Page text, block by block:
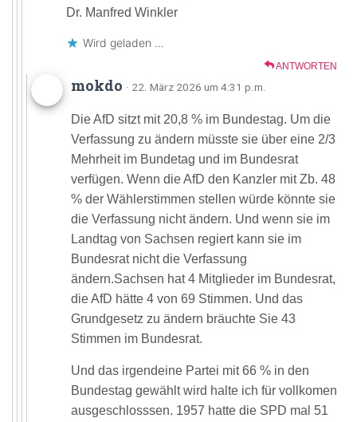
Dr. Manfred Winkler
Wird geladen …
ANTWORTEN
mokdo · 22. März 2026 um 4:31 p.m.
Die AfD sitzt mit 20,8 % im Bundestag. Um die
Verfassung zu ändern müsste sie über eine 2/3
Mehrheit im Bundetag und im Bundesrat
verfügen. Wenn die AfD den Kanzler mit Zb. 48
% der Wählerstimmen stellen würde könnte sie
die Verfassung nicht ändern. Und wenn sie im
Landtag von Sachsen regiert kann sie im
Bundesrat nicht die Verfassung
ändern.Sachsen hat 4 Mitglieder im Bundesrat,
die AfD hätte 4 von 69 Stimmen. Und das
Grundgesetz zu ändern bräuchte Sie 43
Stimmen im Bundesrat.
Und das irgendeine Partei mit 66 % in den
Bundestag gewählt wird halte ich für vollkomen
ausgeschlosssen. 1957 hatte die SPD mal 51